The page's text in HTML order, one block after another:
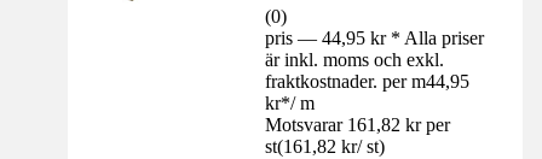
(0)
pris — 44,95 kr * Alla priser
är inkl. moms och exkl.
fraktkostnader. per m44,95
kr*/ m
Motsvarar 161,82 kr per
st(161,82 kr/ st)